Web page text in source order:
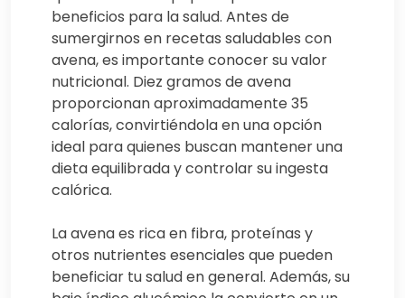
beneficios para la salud. Antes de
sumergirnos en recetas saludables con
avena, es importante conocer su valor
nutricional. Diez gramos de avena
proporcionan aproximadamente 35
calorías, convirtiéndola en una opción
ideal para quienes buscan mantener una
dieta equilibrada y controlar su ingesta
calórica.
La avena es rica en fibra, proteínas y
otros nutrientes esenciales que pueden
beneficiar tu salud en general. Además, su